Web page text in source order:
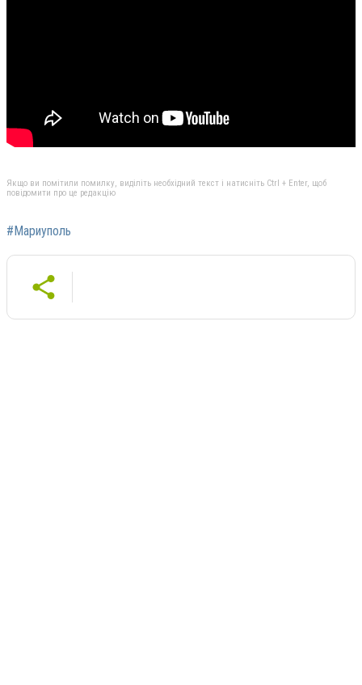
Якщо ви помітили помилку, виділіть необхідний текст і натисніть Ctrl + Enter, щоб
повідомити про це редакцію
#Мариуполь